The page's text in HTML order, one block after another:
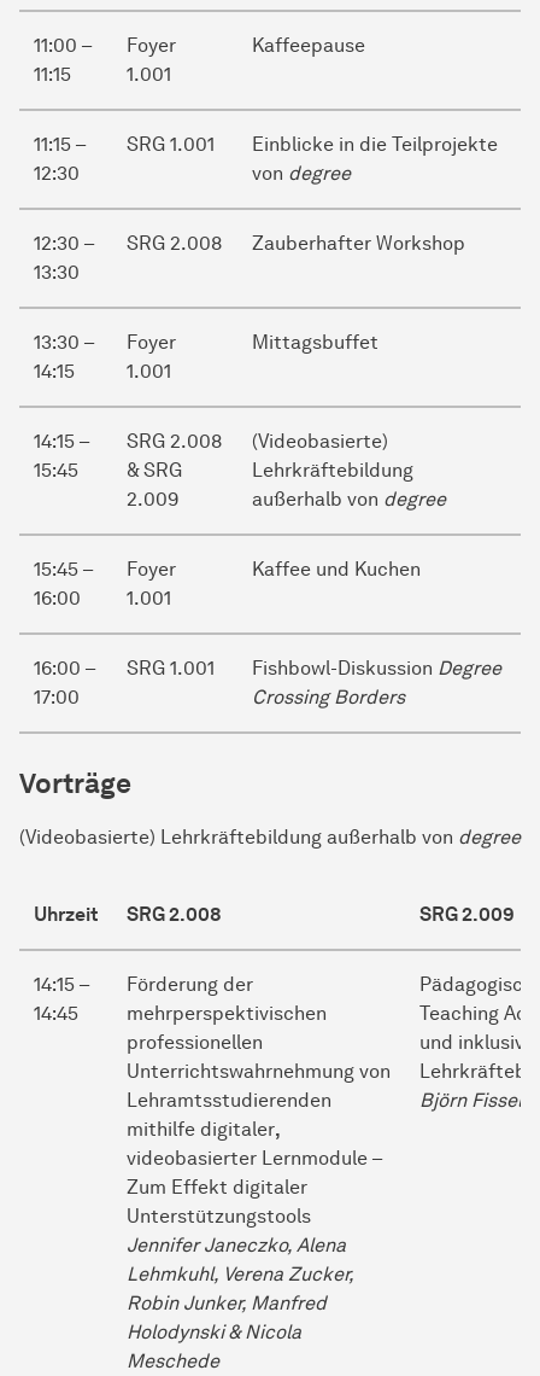
11:00 –
11:15
Foyer
1.001
Kaffeepause
11:15 –
12:30
SRG 1.001
Einblicke in die Teilprojekte
von degree
12:30 –
13:30
SRG 2.008 Zauberhafter Workshop
13:30 –
14:15
Foyer
1.001
Mittagsbuffet
14:15 –
15:45
SRG 2.008
& SRG
2.009
(Videobasierte)
Lehrkräftebildung
außerhalb von degree
15:45 –
16:00
Foyer
1.001
Kaffee und Kuchen
16:00 –
17:00
SRG 1.001 Fishbowl-Diskussion Degree
Crossing Borders
Vorträge
(Videobasierte) Lehrkräftebildung außerhalb von degree
Uhrzeit SRG 2.008 SRG 2.009
14:15 –
14:45
Förderung der
mehrperspektivischen
professionellen
Unterrichtswahrnehmung von
Lehramtsstudierenden
mithilfe digitaler,
videobasierter Lernmodule –
Zum Effekt digitaler
Unterstützungstools
Jennifer Janeczko, Alena
Lehmkuhl, Verena Zucker,
Robin Junker, Manfred
Holodynski & Nicola
Meschede
Teaching
und inklusive
Björn Fisseler